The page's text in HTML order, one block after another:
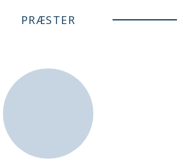
PRÆSTER